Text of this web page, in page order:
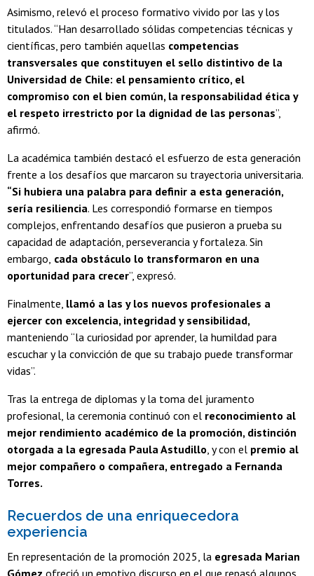
Asimismo, relevó el proceso formativo vivido por las y los
titulados. “Han desarrollado sólidas competencias técnicas y
científicas, pero también aquellas competencias
transversales que constituyen el sello distintivo de la
Universidad de Chile: el pensamiento crítico, el
compromiso con el bien común, la responsabilidad ética y
el respeto irrestricto por la dignidad de las personas”,
afirmó.
La académica también destacó el esfuerzo de esta generación
frente a los desafíos que marcaron su trayectoria universitaria.
“Si hubiera una palabra para definir a esta generación,
sería resiliencia. Les correspondió formarse en tiempos
complejos, enfrentando desafíos que pusieron a prueba su
capacidad de adaptación, perseverancia y fortaleza. Sin
embargo, cada obstáculo lo transformaron en una
oportunidad para crecer”, expresó.
Finalmente, llamó a las y los nuevos profesionales a
ejercer con excelencia, integridad y sensibilidad,
manteniendo “la curiosidad por aprender, la humildad para
escuchar y la convicción de que su trabajo puede transformar
vidas”.
Tras la entrega de diplomas y la toma del juramento
profesional, la ceremonia continuó con el reconocimiento al
mejor rendimiento académico de la promoción, distinción
otorgada a la egresada Paula Astudillo , y con el premio al
mejor compañero o compañera, entregado a Fernanda
Torres.
Recuerdos de una enriquecedora
experiencia
En representación de la promoción 2025, la egresada Marian